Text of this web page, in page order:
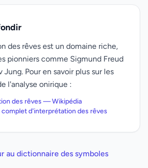
des rêves est un domaine riche,
pionniers comme Sigmund Freud
Jung. Pour en savoir plus sur les
l'analyse onirique :
des rêves — Wikipédia
d'interprétation des rêves
au dictionnaire des symboles